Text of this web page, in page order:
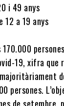
i 49 anys
12 a 19 anys
19, xifra que
persones.
de setembre,